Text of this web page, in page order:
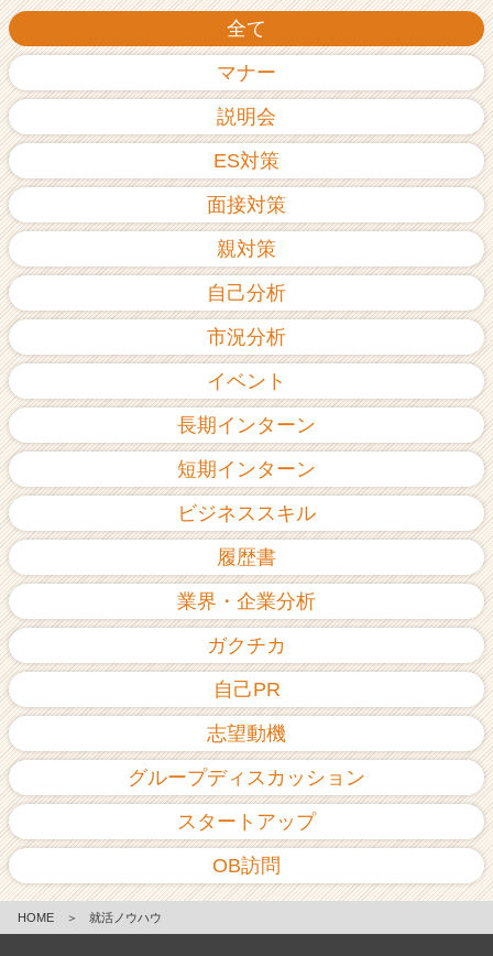
全て
マナー
説明会
ES対策
面接対策
親対策
自己分析
市況分析
イベント
長期インターン
短期インターン
ビジネススキル
履歴書
業界・企業分析
ガクチカ
自己PR
志望動機
グループディスカッション
スタートアップ
OB訪問
HOME ＞ 就活ノウハウ